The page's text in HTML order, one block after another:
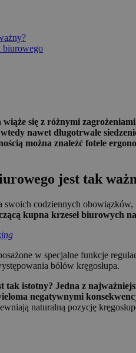
biurowego
się z różnymi
nawet długotrwałe
można znaleźć fotele
jest tak
swoich codziennych obowiązków,
kupna krzeseł biurowych
w specjalne funkcje
bólów kręgosłupa.
istotny? Jedna z
negatywnymi
naturalną pozycję